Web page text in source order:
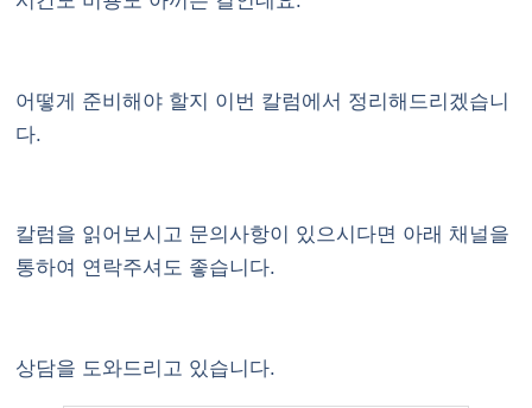
어떻게 준비해야 할지 이번 칼럼에서 정리해드리겠습니
다.
칼럼을 읽어보시고 문의사항이 있으시다면 아래 채널을
통하여 연락주셔도 좋습니다.
상담을 도와드리고 있습니다.